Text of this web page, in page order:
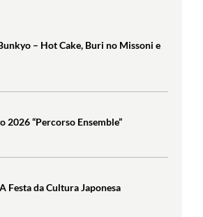
– Hot Cake, Buri no Missoni e
2026 “Percorso Ensemble”
Festa da Cultura Japonesa